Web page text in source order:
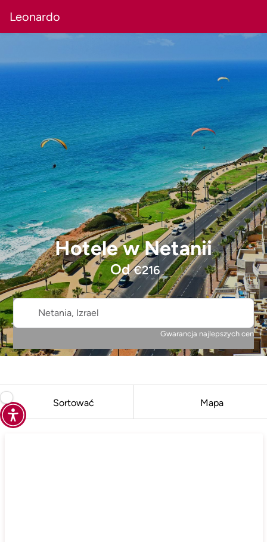
Leonardo
Hotele w Netanii
Od€216
Netania, Izrael
Gwarancja najlepszych cen
Sortować Mapa